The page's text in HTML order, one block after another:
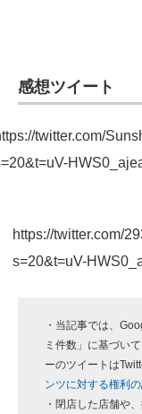
ちょっと気になるネ
感想ツイート
twitter.com/
https://twitter.com/
s=20&t=uV-
・当記事では、
ミ件数」に基づい
ーのツイートは
ンツに対する権利
・閉店した店舗や